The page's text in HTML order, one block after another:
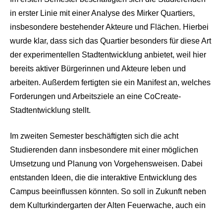
in erster Linie mit einer Analyse des Mirker Quartiers,
insbesondere bestehender Akteure und Flächen. Hierbei
wurde klar, dass sich das Quartier besonders für diese Art
der experimentellen Stadtentwicklung anbietet, weil hier
bereits aktiver Bürgerinnen und Akteure leben und
arbeiten. Außerdem fertigten sie ein Manifest an, welches
Forderungen und Arbeitsziele an eine CoCreate-
Stadtentwicklung stellt.
Im zweiten Semester beschäftigten sich die acht
Studierenden dann insbesondere mit einer möglichen
Umsetzung und Planung von Vorgehensweisen. Dabei
entstanden Ideen, die die interaktive Entwicklung des
Campus beeinflussen könnten. So soll in Zukunft neben
dem Kulturkindergarten der Alten Feuerwache, auch ein